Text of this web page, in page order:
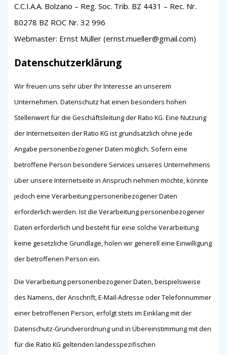
C.C.I.A.A. Bolzano – Reg. Soc. Trib. BZ 4431 – Rec. Nr.
80278 BZ ROC Nr. 32 996
Webmaster: Ernst Müller (ernst.mueller@gmail.com)
Datenschutzerklärung
Wir freuen uns sehr über Ihr Interesse an unserem
Unternehmen. Datenschutz hat einen besonders hohen
Stellenwert für die Geschäftsleitung der Ratio KG. Eine Nutzung
der Internetseiten der Ratio KG ist grundsätzlich ohne jede
Angabe personenbezogener Daten möglich. Sofern eine
betroffene Person besondere Services unseres Unternehmens
über unsere Internetseite in Anspruch nehmen möchte, könnte
jedoch eine Verarbeitung personenbezogener Daten
erforderlich werden. Ist die Verarbeitung personenbezogener
Daten erforderlich und besteht für eine solche Verarbeitung
keine gesetzliche Grundlage, holen wir generell eine Einwilligung
der betroffenen Person ein.
Die Verarbeitung personenbezogener Daten, beispielsweise
des Namens, der Anschrift, E-Mail-Adresse oder Telefonnummer
einer betroffenen Person, erfolgt stets im Einklang mit der
Datenschutz-Grundverordnung und in Übereinstimmung mit den
für die Ratio KG geltenden landesspezifischen